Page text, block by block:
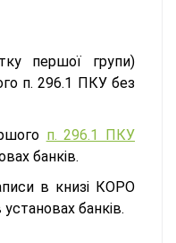
першої групи)
п. 296.1 ПКУ без
п. 296.1 ПКУ
банків.
в книзі КОРО
банків.